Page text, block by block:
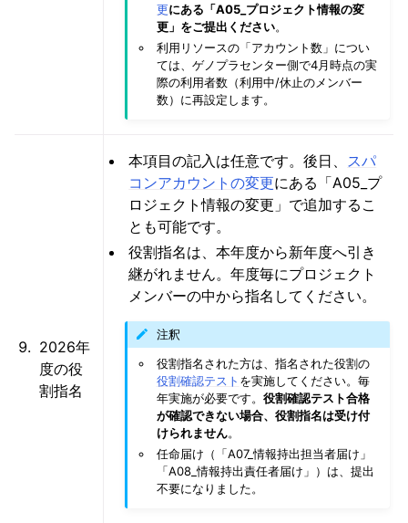
更にある「A05_プロジェクト情報の変
更」をご提出ください。
利用リソースの「アカウント数」につい
ては、ゲノプラセンター側で4月時点の実
際の利用者数（利用中/休止のメンバー
数）に再設定します。
2026年
度の役
割指名
本項目の記入は任意です。後日、 スパ
コンアカウントの変更にある「A05_プ
ロジェクト情報の変更」で追加するこ
とも可能です。
役割指名は、本年度から新年度へ引き
継がれません。年度毎にプロジェクト
メンバーの中から指名してください。
注釈
役割指名された方は、指名された役割の
役割確認テスト を実施してください。毎
年実施が必要です。 役割確認テスト合格
が確認できない場合、役割指名は受け付
けられません。
任命届け（「A07_情報持出担当者届け」
「A08_情報持出責任者届け」）は、提出
不要になりました。